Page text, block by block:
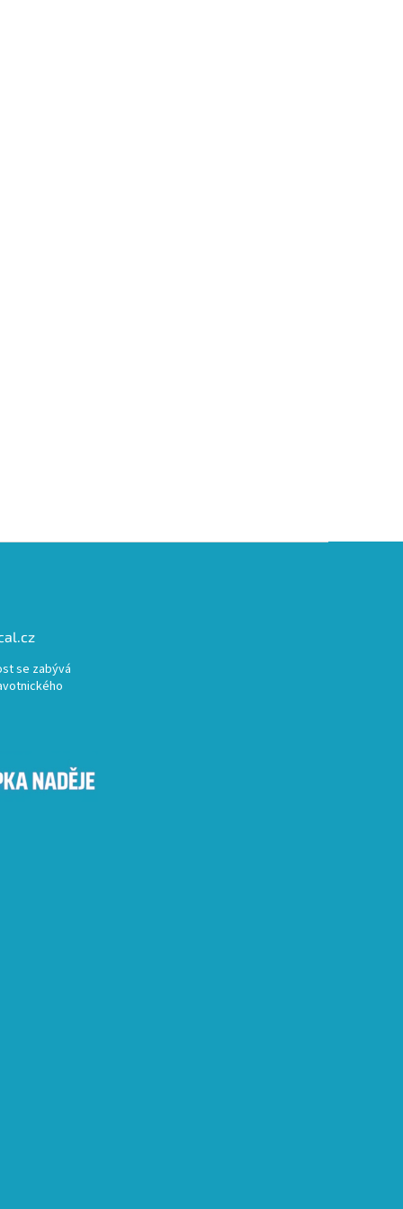
se zabývá